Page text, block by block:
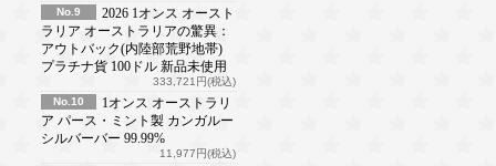
No.9
2026 1オンス オースト
ラリア オーストラリアの驚異：
アウトバック(内陸部荒野地帯)
プラチナ貨 100ドル 新品未使用
333,721円(税込)
No.10
1オンス オーストラリ
ア パース・ミント製 カンガルー
シルバーバー 99.99%
11,977円(税込)